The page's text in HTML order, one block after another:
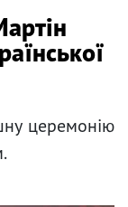
церемонію